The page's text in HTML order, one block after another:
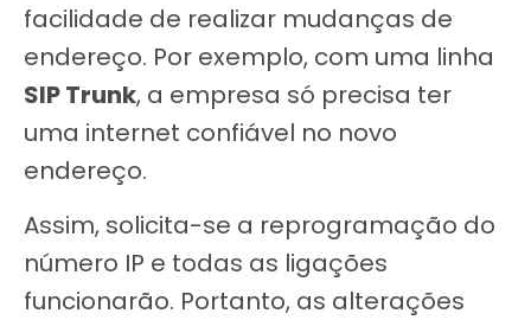
facilidade de realizar mudanças de
endereço. Por exemplo, com uma linha
SIP Trunk, a empresa só precisa ter
uma internet confiável no novo
endereço.
Assim, solicita-se a reprogramação do
número IP e todas as ligações
funcionarão. Portanto, as alterações